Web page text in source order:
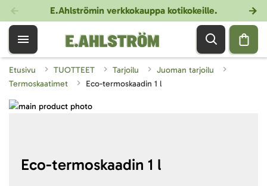
E.Ahlströmin verkkokauppa kotikokeille.
Etusivu TUOTTEET Tarjoilu
Juoman tarjoilu
Termoskaatimet
Eco-termoskaadin 1 l
Eco-termoskaadin 1 l
Skip
beginning